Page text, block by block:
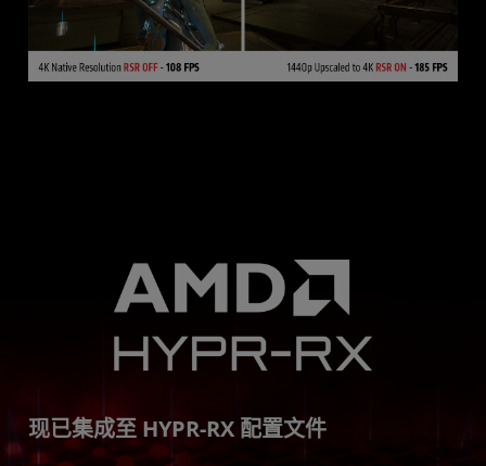
现已集成至 HYPR-RX 配置文件